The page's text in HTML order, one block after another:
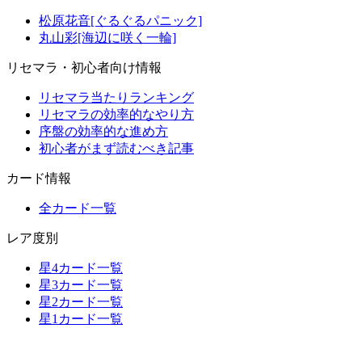
松原花音[ぐるぐるパニック]
丸山彩[海辺に咲く一輪]
リセマラ・初心者向け情報
リセマラ当たりランキング
リセマラの効率的なやり方
序盤の効率的な進め方
初心者がまず読むべき記事
カード情報
全カード一覧
レア度別
星4カード一覧
星3カード一覧
星2カード一覧
星1カード一覧